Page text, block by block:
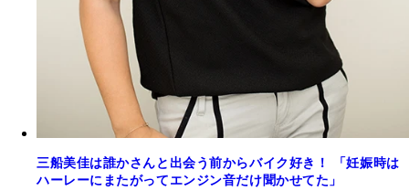
三船美佳は誰かさんと出会う前からバイク好き！ 「妊娠時は
ハーレーにまたがってエンジン音だけ聞かせてた」